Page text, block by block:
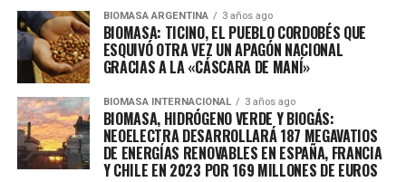
BIOMASA ARGENTINA 3 años ago
BIOMASA: TICINO, EL PUEBLO CORDOBÉS QUE
ESQUIVÓ OTRA VEZ UN APAGÓN NACIONAL
GRACIAS A LA «CÁSCARA DE MANÍ»
BIOMASA INTERNACIONAL 3 años ago
BIOMASA, HIDRÓGENO VERDE Y BIOGÁS:
NEOELECTRA DESARROLLARÁ 187 MEGAVATIOS
DE ENERGÍAS RENOVABLES EN ESPAÑA, FRANCIA
Y CHILE EN 2023 POR 169 MILLONES DE EUROS